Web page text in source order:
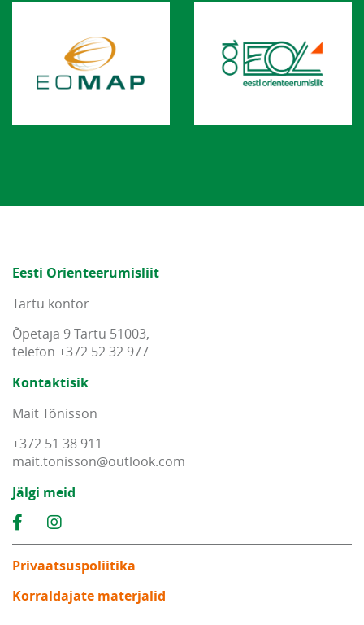
Eesti Orienteerumisliit
Tartu kontor
Õpetaja 9 Tartu 51003,
telefon +372 52 32 977
Kontaktisik
Mait Tõnisson
+372 51 38 911
mait.tonisson@outlook.com
Jälgi meid
Privaatsuspoliitika
Korraldajate materjalid